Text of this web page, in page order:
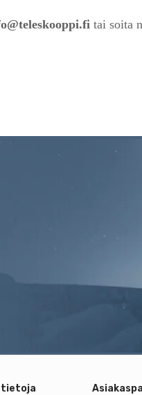
tai soita
tietoja